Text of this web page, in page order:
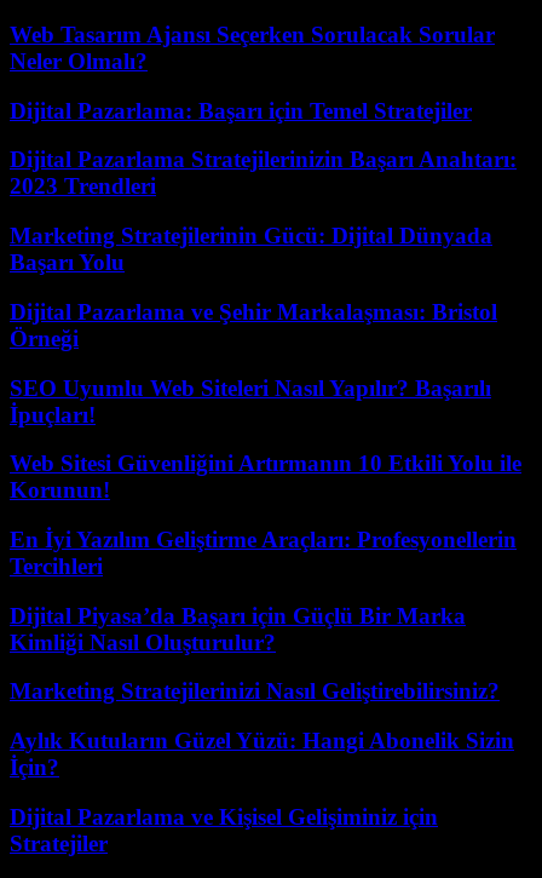
Web Tasarım Ajansı Seçerken Sorulacak Sorular
Neler Olmalı?
Dijital Pazarlama: Başarı için Temel Stratejiler
Dijital Pazarlama Stratejilerinizin Başarı Anahtarı:
2023 Trendleri
Marketing Stratejilerinin Gücü: Dijital Dünyada
Başarı Yolu
Dijital Pazarlama ve Şehir Markalaşması: Bristol
Örneği
SEO Uyumlu Web Siteleri Nasıl Yapılır? Başarılı
İpuçları!
Web Sitesi Güvenliğini Artırmanın 10 Etkili Yolu ile
Korunun!
En İyi Yazılım Geliştirme Araçları: Profesyonellerin
Tercihleri
Dijital Piyasa’da Başarı için Güçlü Bir Marka
Kimliği Nasıl Oluşturulur?
Marketing Stratejilerinizi Nasıl Geliştirebilirsiniz?
Aylık Kutuların Güzel Yüzü: Hangi Abonelik Sizin
İçin?
Dijital Pazarlama ve Kişisel Gelişiminiz için
Stratejiler